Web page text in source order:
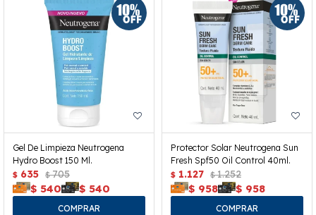
Gel De Limpieza Neutrogena
Hydro Boost 150 Ml.
$ 635 $ 705
$ 540 $ 540
Protector Solar Neutrogena Sun
Fresh Spf50 Oil Control 40ml.
$ 1.127 $ 1.252
$ 958 $ 958